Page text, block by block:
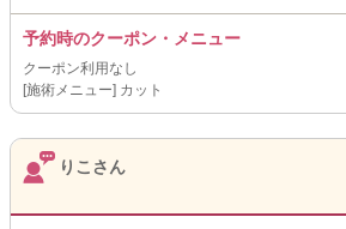
予約時のクーポン・メニュー
クーポン利用なし
[施術メニュー] カット
りこさん